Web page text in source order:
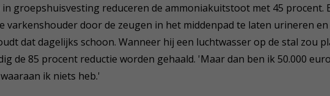
groepshuisvesting reduceren de ammoniakuitstoot met 45 procent.
varkenshouder door de zeugen in het middenpad te laten urineren en
dat dagelijks schoon. Wanneer hij een luchtwasser op de stal zou
de 85 procent reductie worden gehaald. 'Maar dan ben ik 50.000
ik niets heb.'